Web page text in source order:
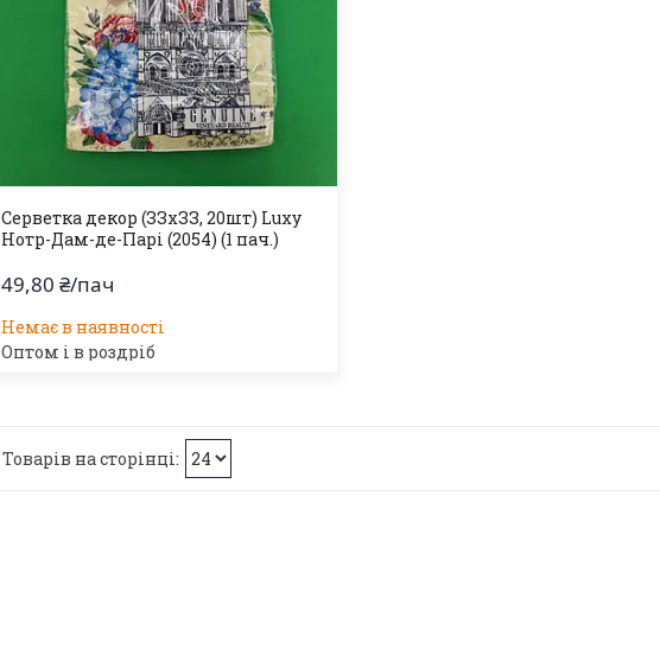
Серветка декор (ЗЗхЗЗ, 20шт) Luxy
Нотр-Дам-де-Парі (2054) (1 пач.)
49,80 ₴/пач
Немає в наявності
Оптом і в роздріб